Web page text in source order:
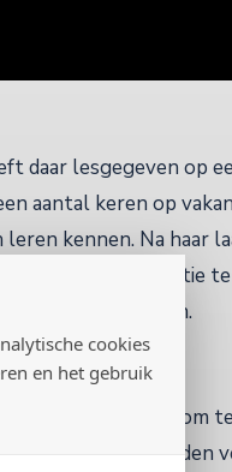
cookies
en het gebruik
daar lesgegeven op
aantal keren op
kennen. Na haar
dan alleen vakantie
snel gevonden.
naar het stadion om
die geld doneerden